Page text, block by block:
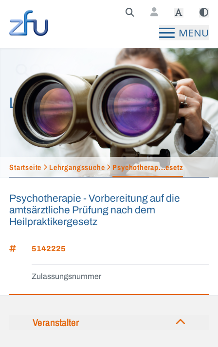
Zentralstelle für Fernunterricht Hauptseite
MENU
Lehrgangssuche
Startseite Lehrgangssuche Psychotherap...esetz
Psychotherapie - Vorbereitung auf die
amtsärztliche Prüfung nach dem
Heilpraktikergesetz
5142225
Zulassungsnummer
Veranstalter